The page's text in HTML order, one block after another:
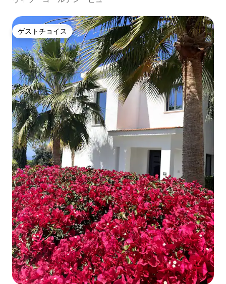
ゲストチョイス
ゲストチョイス